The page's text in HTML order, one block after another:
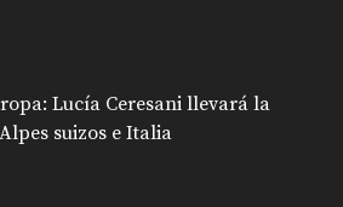
Lucía Ceresani llevará la
suizos e Italia